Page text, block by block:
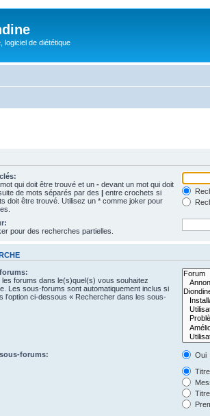
logiciel de diététique
qui doit être trouvé et un - devant un mot qui doit
de mots séparés par des | entre crochets si
doit être trouvé. Utilisez un * comme joker pour
pour des recherches partielles.
forums dans le(s)quel(s) vous souhaitez
Les sous-forums sont automatiquement inclus si
l’option ci-dessous « Rechercher dans les sous-
forums:
Oui